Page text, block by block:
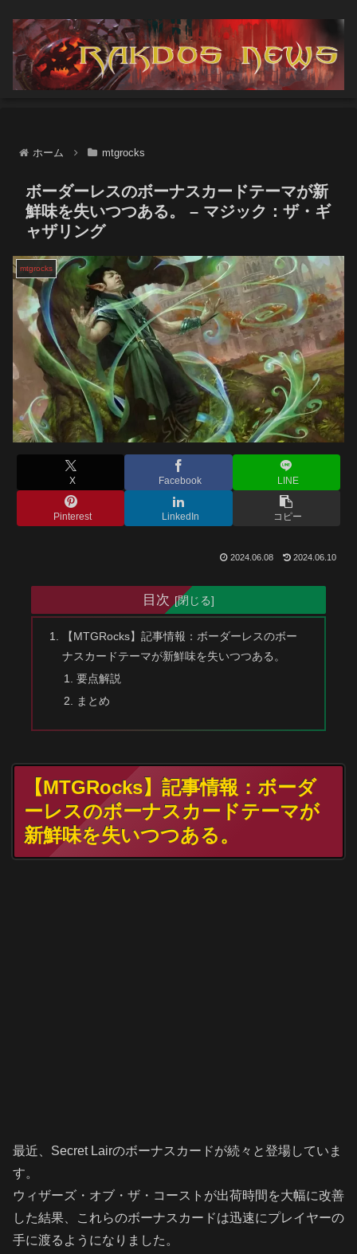
ホーム mtgrocks
ボーダーレスのボーナスカードテーマが新
鮮味を失いつつある。 – マジック：ザ・ギ
ャザリング
mtgrocks
X Facebook LINE
Pinterest LinkedIn コピー
2024.06.08 2024.06.10
目次
【MTGRocks】記事情報：ボーダーレスのボー
ナスカードテーマが新鮮味を失いつつある。
要点解説
まとめ
【MTGRocks】記事情報：ボーダ
ーレスのボーナスカードテーマが
新鮮味を失いつつある。
最近、Secret Lairのボーナスカードが続々と登場していま
す。
ウィザーズ・オブ・ザ・コーストが出荷時間を大幅に改善
した結果、これらのボーナスカードは迅速にプレイヤーの
手に渡るようになりました。